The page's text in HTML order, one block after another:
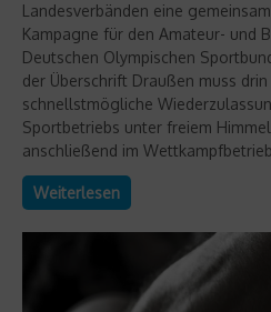
Landesverbänden eine
Kampagne für den Amateur- und
Deutschen Olympischen
der Überschrift Draußen muss
schnellstmögliche
Sportbetriebs unter freiem
anschließend im
Weiterlesen